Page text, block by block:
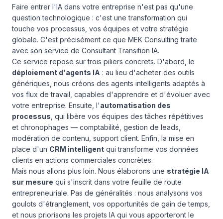
Faire entrer l'IA dans votre entreprise n'est pas qu'une
question technologique : c'est une transformation qui
touche vos processus, vos équipes et votre stratégie
globale. C'est précisément ce que MEK Consulting traite
avec son service de Consultant Transition IA.
Ce service repose sur trois piliers concrets. D'abord, le
déploiement d'agents IA : au lieu d'acheter des outils
génériques, nous créons des agents intelligents adaptés à
vos flux de travail, capables d'apprendre et d'évoluer avec
votre entreprise. Ensuite, l'automatisation des
processus , qui libère vos équipes des tâches répétitives
et chronophages — comptabilité, gestion de leads,
modération de contenu, support client. Enfin, la mise en
place d'un CRM intelligent qui transforme vos données
clients en actions commerciales concrètes.
Mais nous allons plus loin. Nous élaborons une stratégie IA
sur mesure qui s'inscrit dans votre feuille de route
entrepreneuriale. Pas de généralités : nous analysons vos
goulots d'étranglement, vos opportunités de gain de temps,
et nous priorisons les projets IA qui vous apporteront le